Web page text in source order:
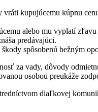
kupujúcemu kúpnu
alebo mu vyplatí
predávajúci.
spôsobenú bežným
za vady, dôvody
osobou preukáže
diaľkovej